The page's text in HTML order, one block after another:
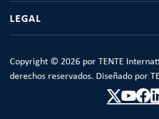
LEGAL
Copyright © 2026 por TENTE
derechos reservados. Diseñado por